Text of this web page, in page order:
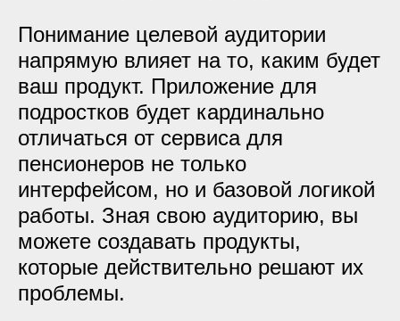
Понимание целевой аудитории
напрямую влияет на то, каким будет
ваш продукт. Приложение для
подростков будет кардинально
отличаться от сервиса для
пенсионеров не только
интерфейсом, но и базовой логикой
работы. Зная свою аудиторию, вы
можете создавать продукты,
которые действительно решают их
проблемы.